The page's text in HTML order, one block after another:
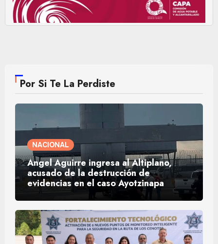
Por Si Te La Perdiste
NACIONAL
Ángel Aguirre ingresa al Altiplano,
acusado de la destrucción de
evidencias en el caso Ayotzinapa